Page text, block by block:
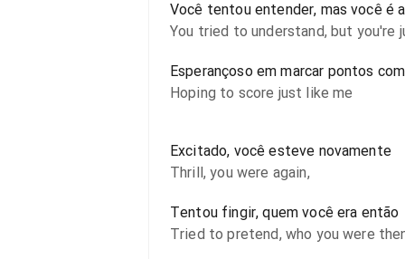
Você tentou entender, mas você é
You tried to understand, but you're
Esperançoso em marcar pontos
Hoping to score just like me
Excitado, você esteve novamente
Thrill, you were again,
Tentou fingir, quem você era então
Tried to pretend, who you were